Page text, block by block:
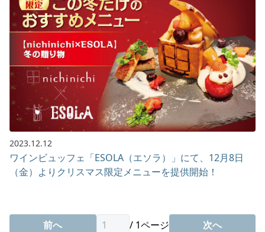
2023.12.12
ワインビュッフェ「ESOLA（エソラ）」にて、12月8日
（金）よりクリスマス限定メニューを提供開始！
前へ / 1ページ 次へ